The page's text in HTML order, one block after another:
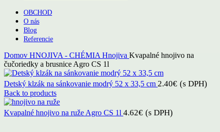
OBCHOD
O nás
Blog
Referencie
Domov HNOJIVA - CHÉMIA Hnojiva Kvapalné hnojivo na
čučoriedky a brusnice Agro CS 1l
Detský klzák na sánkovanie modrý 52 x 33,5 cm 2.40€ (s DPH)
Back to products
Kvapalné hnojivo na ruže Agro CS 1l 4.62€ (s DPH)